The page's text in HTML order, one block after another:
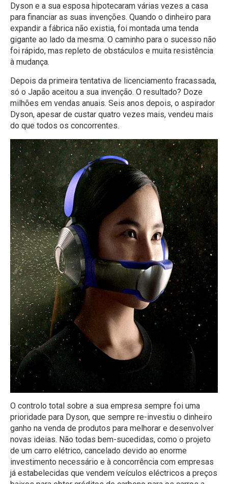
Dyson e a sua esposa hipotecaram várias vezes a casa
para financiar as suas invenções. Quando o dinheiro para
expandir a fábrica não existia, foi montada uma tenda
gigante ao lado da mesma. O caminho para o sucesso não
foi rápido, mas repleto de obstáculos e muita resistência
à mudança.
Depois da primeira tentativa de licenciamento fracassada,
só o Japão aceitou a sua invenção. O resultado? Doze
milhões em vendas anuais. Seis anos depois, o aspirador
Dyson, apesar de custar quatro vezes mais, vendeu mais
do que todos os concorrentes.
O controlo total sobre a sua empresa sempre foi uma
prioridade para Dyson, que sempre re-investiu o dinheiro
ganho na venda de produtos para melhorar e desenvolver
novas ideias. Não todas bem-sucedidas, como o projeto
de um carro elétrico, cancelado devido ao enorme
investimento necessário e à concorrência com empresas
já estabelecidas que vendem veículos eléctricos a preços